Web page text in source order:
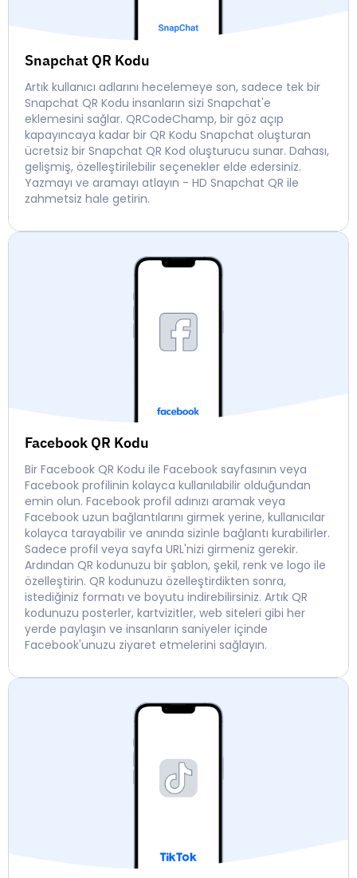
Snapchat QR Kodu
Artık kullanıcı adlarını hecelemeye son, sadece tek bir
Snapchat QR Kodu insanların sizi Snapchat'e
eklemesini sağlar. QRCodeChamp, bir göz açıp
kapayıncaya kadar bir QR Kodu Snapchat oluşturan
ücretsiz bir Snapchat QR Kod oluşturucu sunar. Dahası,
gelişmiş, özelleştirilebilir seçenekler elde edersiniz.
Yazmayı ve aramayı atlayın - HD Snapchat QR ile
zahmetsiz hale getirin.
Facebook QR Kodu
Bir Facebook QR Kodu ile Facebook sayfasının veya
Facebook profilinin kolayca kullanılabilir olduğundan
emin olun. Facebook profil adınızı aramak veya
Facebook uzun bağlantılarını girmek yerine, kullanıcılar
kolayca tarayabilir ve anında sizinle bağlantı kurabilirler.
Sadece profil veya sayfa URL'nizi girmeniz gerekir.
Ardından QR kodunuzu bir şablon, şekil, renk ve logo ile
özelleştirin. QR kodunuzu özelleştirdikten sonra,
istediğiniz formatı ve boyutu indirebilirsiniz. Artık QR
kodunuzu posterler, kartvizitler, web siteleri gibi her
yerde paylaşın ve insanların saniyeler içinde
Facebook'unuzu ziyaret etmelerini sağlayın.